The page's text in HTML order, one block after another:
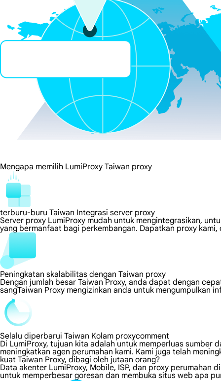
Mengapa memilih LumiProxy Taiwan proxy
terburu-buru Taiwan Integrasi server proxy
Server proxy LumiProxy mudah untuk mengintegrasikan,
yang bermanfaat bagi perkembangan. Dapatkan proxy
Peningkatan skalabilitas dengan Taiwan proxy
Dengan jumlah besar Taiwan Proxy, anda dapat dengan
sangTaiwan Proxy mengizinkan anda untuk mengumpulkan
Selalu diperbarui Taiwan Kolam proxycomment
Di LumiProxy, tujuan kita adalah untuk memperluas sumber
meningkatkan agen perumahan kami. Kami juga telah
kuat Taiwan Proxy, dibagi oleh jutaan orang?
Data akenter LumiProxy, Mobile, ISP, dan proxy perumahan
untuk memperbesar goresan dan membuka situs web apa